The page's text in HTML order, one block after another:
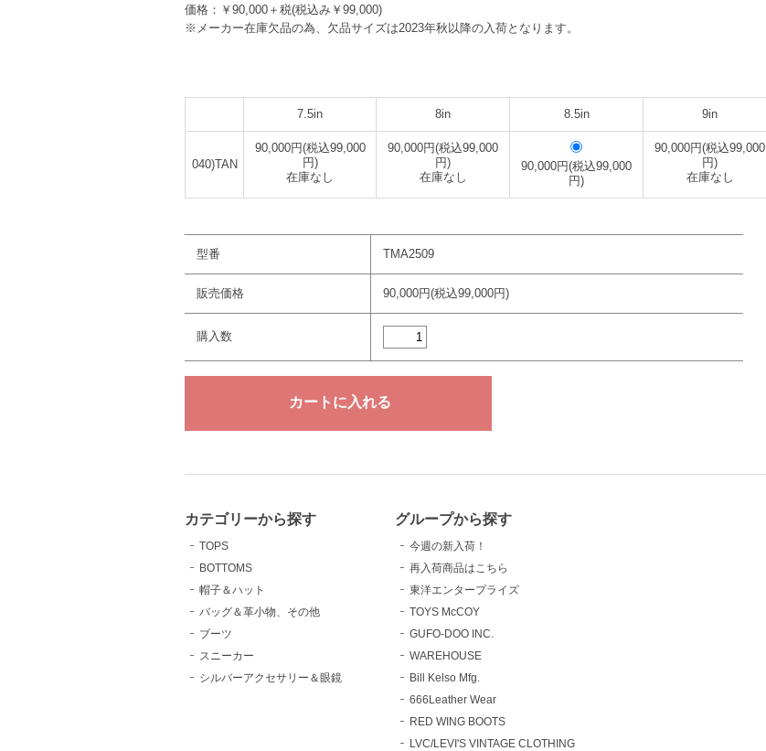
価格：￥90,000＋税(税込み￥99,000)
※メーカー在庫欠品の為、欠品サイズは2023年秋以降の入荷となります。
7.5in 8in 8.5in 9in
040)TAN
90,000円(税込99,000
円)
在庫なし
90,000円(税込99,000
円)
在庫なし
90,000円(税込99,000
円)
90,000円(税込99,000
円)
在庫なし
型番 TMA2509
販売価格 90,000円(税込99,000円)
購入数
カテゴリーから探す
TOPS
BOTTOMS
帽子＆ハット
バッグ＆革小物、その他
ブーツ
スニーカー
シルバーアクセサリー＆眼鏡
グループから探す
今週の新入荷！
再入荷商品はこちら
東洋エンタープライズ
TOYS McCOY
GUFO-DOO INC.
WAREHOUSE
Bill Kelso Mfg.
666Leather Wear
RED WING BOOTS
LVC/LEVI'S VINTAGE CLOTHING